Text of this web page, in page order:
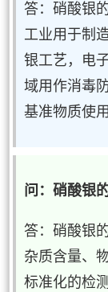
答：硝酸银
工业用于制
银工艺，电
域用作消毒
基准物质使用
问：硝酸银
答：硝酸银
杂质含量、
标准化的检